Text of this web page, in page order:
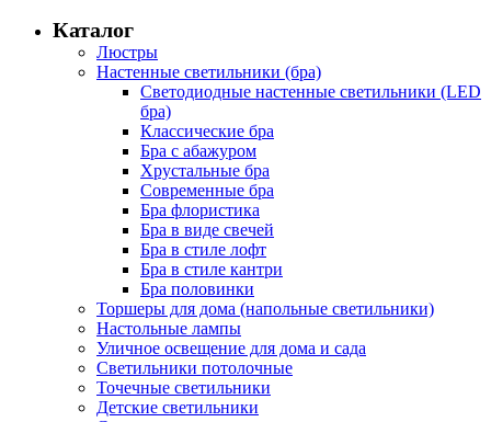
Каталог
Люстры
Настенные светильники (бра)
Светодиодные настенные светильники (LED
бра)
Классические бра
Бра с абажуром
Хрустальные бра
Современные бра
Бра флористика
Бра в виде свечей
Бра в стиле лофт
Бра в стиле кантри
Бра половинки
Торшеры для дома (напольные светильники)
Настольные лампы
Уличное освещение для дома и сада
Светильники потолочные
Точечные светильники
Детские светильники